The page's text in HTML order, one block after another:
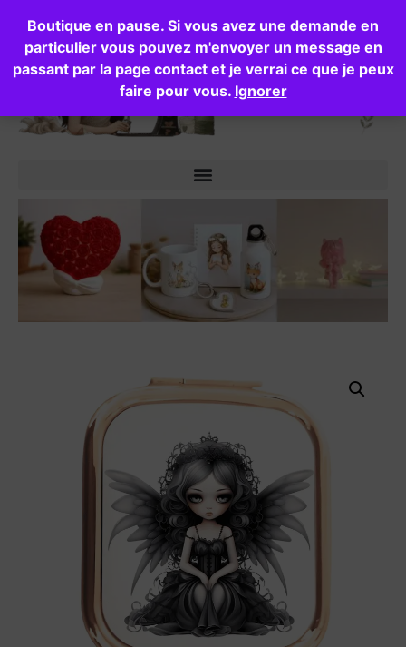
Boutique en pause. Si vous avez une demande en
particulier vous pouvez m'envoyer un message en
passant par la page contact et je verrai ce que je peux
faire pour vous. Ignorer